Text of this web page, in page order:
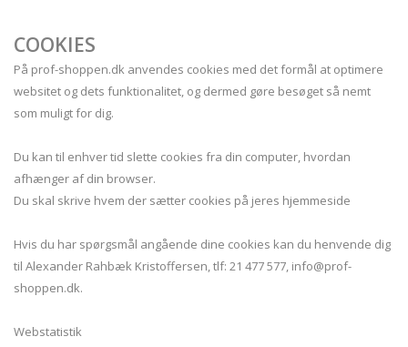
COOKIES
På prof-shoppen.dk anvendes cookies med det formål at optimere
websitet og dets funktionalitet, og dermed gøre besøget så nemt
som muligt for dig.
Du kan til enhver tid slette cookies fra din computer, hvordan
afhænger af din browser.
Du skal skrive hvem der sætter cookies på jeres hjemmeside
Hvis du har spørgsmål angående dine cookies kan du henvende dig
til Alexander Rahbæk Kristoffersen, tlf: 21 477 577, info@prof-
shoppen.dk.
Webstatistik